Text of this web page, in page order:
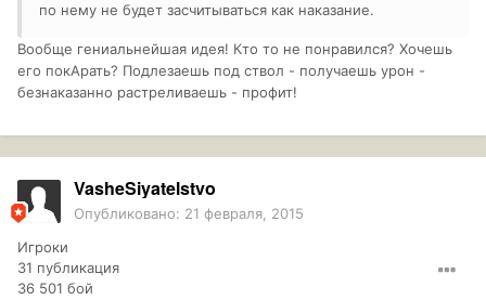
по нему не будет засчитываться как наказание.
Вообще гениальнейшая идея! Кто то не понравился? Хочешь
его покАрать? Подлезаешь под ствол - получаешь урон -
безнаказанно растреливаешь - профит!
VasheSiyatelstvo
Опубликовано: 21 февраля, 2015
Игроки
31 публикация
36 501 бой